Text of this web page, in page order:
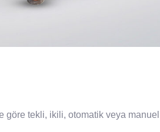
göre tekli, ikili, otomatik veya